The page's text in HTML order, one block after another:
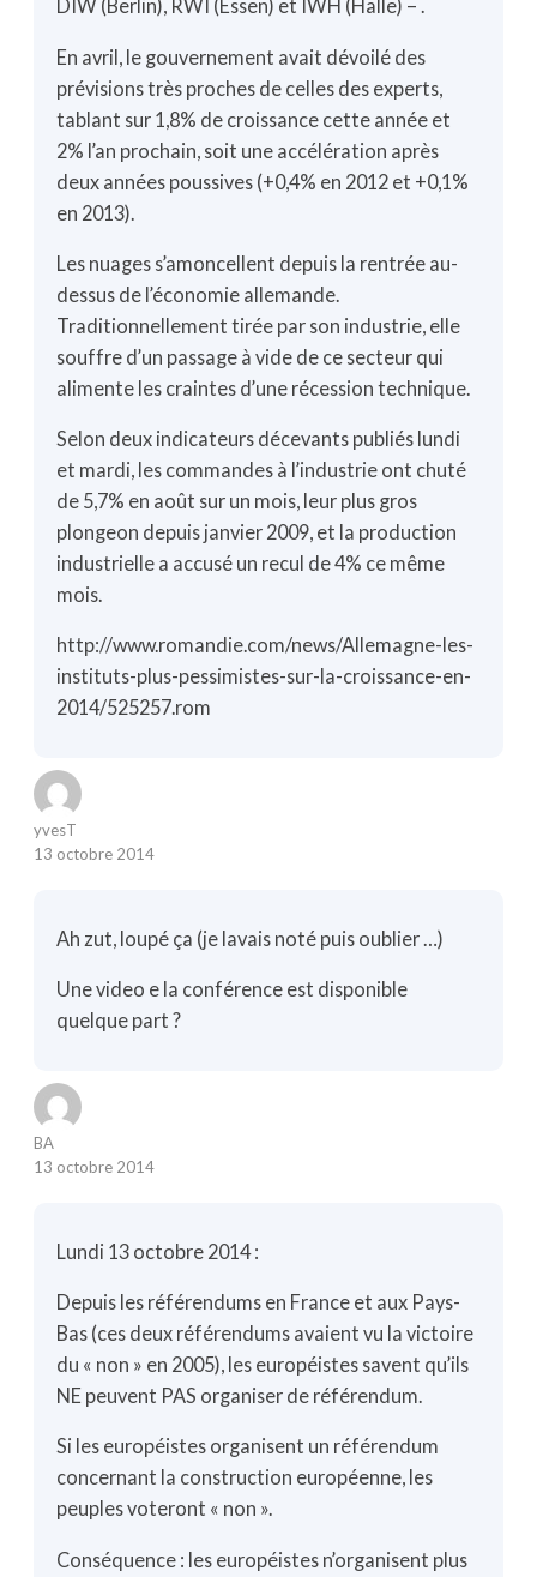
DIW (Berlin), RWI (Essen) et IWH (Halle) – .
En avril, le gouvernement avait dévoilé des
prévisions très proches de celles des experts,
tablant sur 1,8% de croissance cette année et
2% l’an prochain, soit une accélération après
deux années poussives (+0,4% en 2012 et +0,1%
en 2013).
Les nuages s’amoncellent depuis la rentrée au-
dessus de l’économie allemande.
Traditionnellement tirée par son industrie, elle
souffre d’un passage à vide de ce secteur qui
alimente les craintes d’une récession technique.
Selon deux indicateurs décevants publiés lundi
et mardi, les commandes à l’industrie ont chuté
de 5,7% en août sur un mois, leur plus gros
plongeon depuis janvier 2009, et la production
industrielle a accusé un recul de 4% ce même
mois.
http://www.romandie.com/news/Allemagne-les-
instituts-plus-pessimistes-sur-la-croissance-en-
2014/525257.rom
yvesT
13 octobre 2014
Ah zut, loupé ça (je lavais noté puis oublier …)
Une video e la conférence est disponible
quelque part ?
BA
13 octobre 2014
Lundi 13 octobre 2014 :
Depuis les référendums en France et aux Pays-
Bas (ces deux référendums avaient vu la victoire
du « non » en 2005), les européistes savent qu’ils
NE peuvent PAS organiser de référendum.
Si les européistes organisent un référendum
concernant la construction européenne, les
peuples voteront « non ».
Conséquence : les européistes n’organisent plus